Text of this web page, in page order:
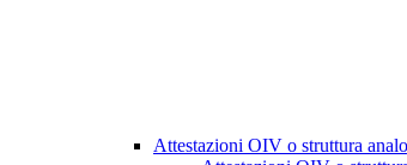
Attestazioni OIV o struttura